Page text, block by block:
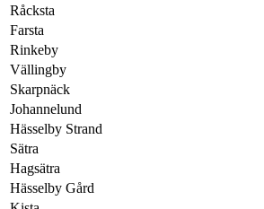
Råcksta
Farsta
Rinkeby
Vällingby
Skarpnäck
Johannelund
Hässelby Strand
Sätra
Hagsätra
Hässelby Gård